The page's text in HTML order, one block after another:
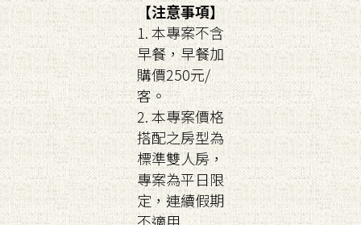
【注意事項】
1. 本專案不含
早餐，早餐加
購價250元/
客。
2. 本專案價格
搭配之房型為
標準雙人房，
專案為平日限
定，連續假期